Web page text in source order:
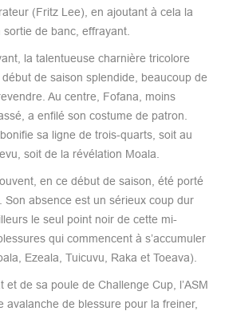
(Fritz Lee), en ajoutant à cela la
sortie de banc, effrayant.
la talentueuse charnière tricolore
de saison splendide, beaucoup de
Au centre, Fofana, moins
a enfilé son costume de patron.
sa ligne de trois-quarts, soit au
soit de la révélation Moala.
en ce début de saison, été porté
Son absence est un sérieux coup dur
le seul point noir de cette mi-
qui commencent à s’accumuler
Ezeala, Tuicuvu, Raka et Toeava).
et de sa poule de Challenge Cup, l’ASM
avalanche de blessure pour la freiner,